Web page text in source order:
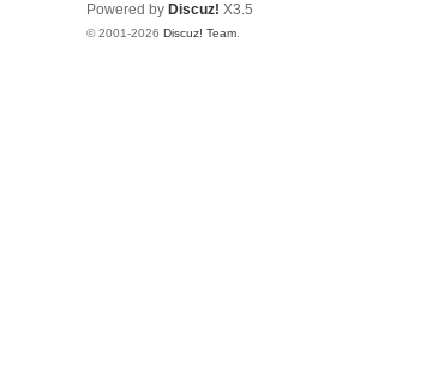
Powered by Discuz! X3.5
© 2001-2026 Discuz! Team